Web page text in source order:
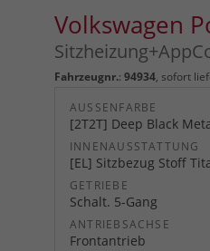
Volkswagen
Fahrzeugnr.: 94934, sofort
AUSSENFARBE
[2T2T] Deep Black
INNENAUSSTATTUNG
[EL] Sitzbezug Stoff
GETRIEBE
Schalt. 5-Gang
ANTRIEBSACHSE
Frontantrieb